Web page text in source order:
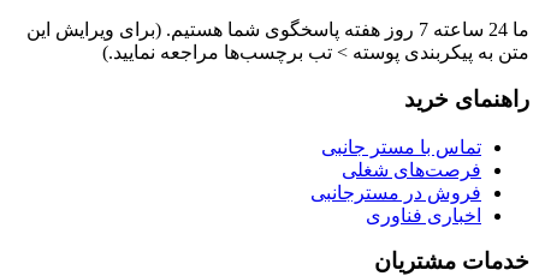
ما 24 ساعته 7 روز هفته پاسخگوی شما هستیم. (برای ویرایش این
متن به پیکربندی پوسته > تب برچسب‌ها مراجعه نمایید.)
راهنمای خرید
تماس با مستر جانبی
فرصت‌های شغلی
فروش در مسترجانبی
اخباری فناوری
خدمات مشتریان